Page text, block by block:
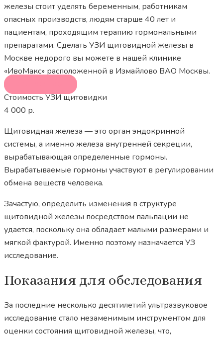
железы стоит уделять беременным, работникам
опасных производств, людям старше 40 лет и
пациентам, проходящим терапию гормональными
препаратами. Сделать УЗИ щитовидной железы в
Москве недорого вы можете в нашей клинике
«ИвоМакс» расположенной в Измайлово ВАО Москвы.
Стоимость УЗИ щитовидки
4 000 р.
Щитовидная железа — это орган эндокринной
системы, а именно железа внутренней секреции,
вырабатывающая определенные гормоны.
Вырабатываемые гормоны участвуют в регулировании
обмена веществ человека.
Зачастую, определить изменения в структуре
щитовидной железы посредством пальпации не
удается, поскольку она обладает малыми размерами и
мягкой фактурой. Именно поэтому назначается УЗ
исследование.
Показания для обследования
За последние несколько десятилетий ультразвуковое
исследование стало незаменимым инструментом для
оценки состояния щитовидной железы, что,